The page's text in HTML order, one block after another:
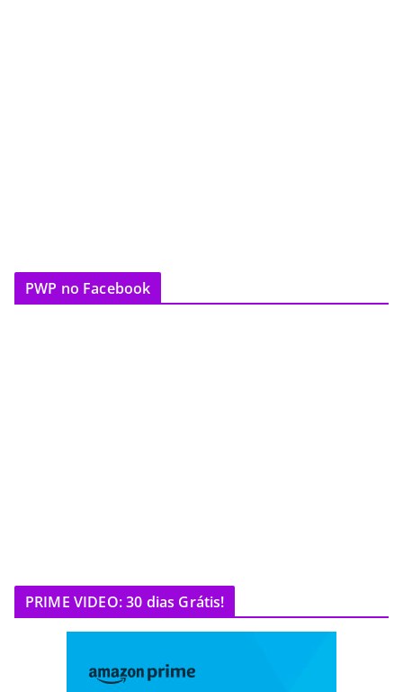
PWP no Facebook
PRIME VIDEO: 30 dias Grátis!